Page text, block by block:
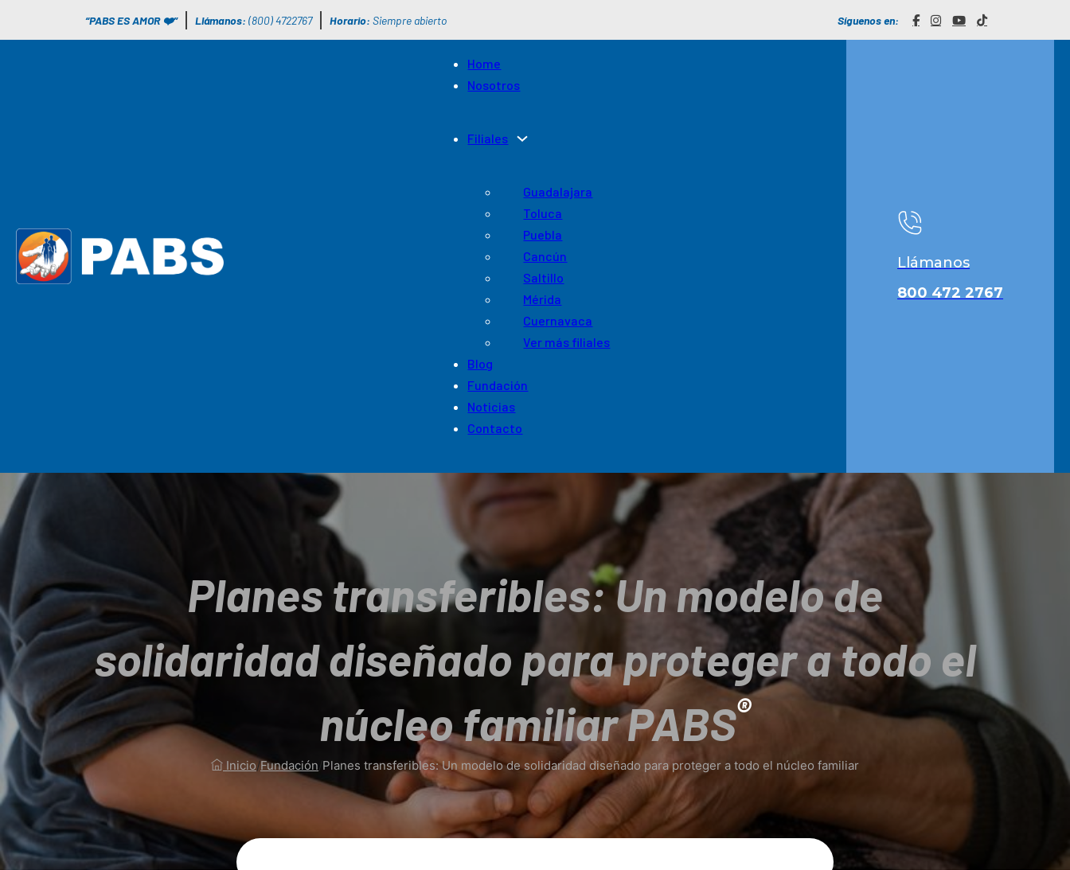
“PABS ES AMOR ❤️” Llámanos: (800) 4722767 Horario: Siempre abierto Síguenos en:
Home
Nosotros
Filiales
Guadalajara
Toluca
Puebla
Cancún
Saltillo
Mérida
Cuernavaca
Ver más filiales
Blog
Fundación
Noticias
Contacto
Llámanos
800 472 2767
Planes transferibles: Un modelo de
solidaridad diseñado para proteger a todo el
núcleo familiar PABS®
Inicio/Fundación Planes transferibles: Un modelo de solidaridad diseñado para proteger a todo el núcleo familiar